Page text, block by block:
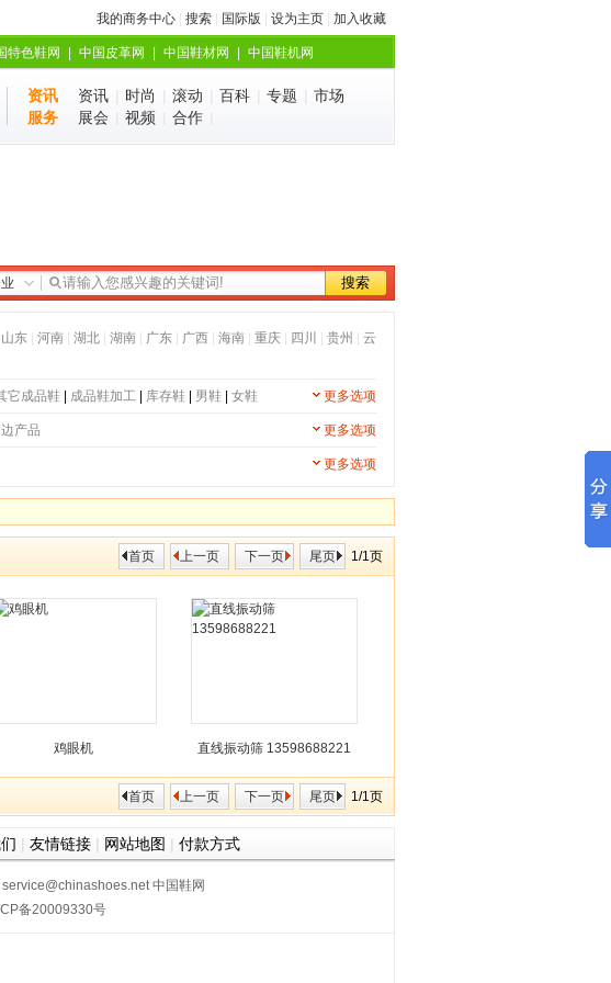
我的商务中心 搜索 国际版 设为主页 加入收藏
特色鞋网 中国皮革网 中国鞋材网 中国鞋机网
资讯
服务
资讯 时尚 滚动 百科 专题
市场
展会
视频 合作
山东| 河南| 湖北| 湖南| 广东| 广西| 海南| 重庆| 四川 贵州
云
更多选项
它成品鞋| 成品鞋加工| 库存鞋| 男鞋| 女鞋
更多选项
产品
更多选项
首页 上一页 下一页 尾页 1/1页
鸡眼机 直线振动筛 13598688221
首页 上一页 下一页 尾页 1/1页
| 友情链接 | 网站地图 | 付款方式
service@chinashoes.net 中国鞋网
备20009330号